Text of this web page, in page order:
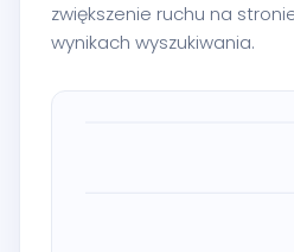
zwiększenie ruchu na
wynikach wyszukiwania.